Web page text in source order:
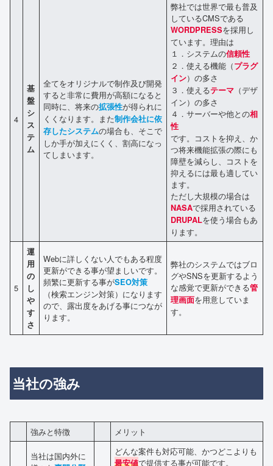
4
基
盤
シ
ス
テ
ム
全てをオリジナルで制作及び開発
すると非常に費用が高額になると
同時に、将来の拡張性が得られに
くくなります。また制作会社に依
存したシステムの場合も、そこで
しか手が加えにくく、割高になっ
てしまいます。
弊社では世界で最も普及
しているCMSである
WORDPRESSを採用し
ています。理由は
１．システムの信頼性
２．使える機能（プラグ
イン）の多さ
３．使えるテーマ （デザ
イン）の多さ
４．サーバーや他との相
性
です。コストを抑え、か
つ将来機能拡張の際にも
障壁を減らし、コストを
抑えるには最も適してい
ます。
ただし大規模の場合は
NASAで採用されている
DRUPALを使う場合もあ
ります。
5
運
用
の
し
や
す
さ
Webに詳しくない人でもある程度
更新ができる事が望ましいです。
頻繁に更新する事がSEO対策
（検索エンジン対策）になります
ので、露出度をあげる事につなが
ります。
弊社のシステムではブロ
グやSNSを更新するよう
な感覚で更新ができる管
理画面を用意していま
す。
当社の強み
強みと特徴 メリット
当社は国内外に
どんな案件も対応可能、かつどこよりも
最安値で提供する事が可能です。